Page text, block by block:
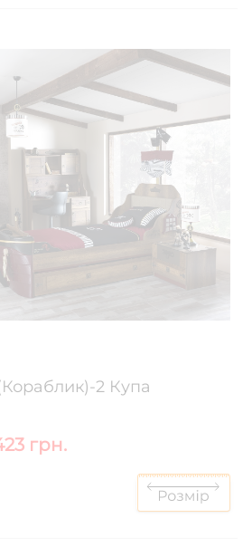
2 Купа
грн.